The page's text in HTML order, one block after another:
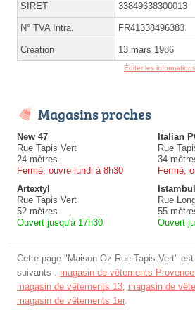
SIRET 33849638300013
N° TVA Intra. FR41338496383
Création 13 mars 1986
Éditer les
Magasins proches
New 47
Rue Tapis Vert
24 mètres
Fermé, ouvre lundi à 8h30
Italian
Rue
34
Fermé,
Artextyl
Rue Tapis Vert
52 mètres
Ouvert jusqu'à 17h30
Rue
55
Ouvert
Cette page "Maison Oz Rue Tapis Vert"
suivants : magasin de vêtements
magasin de vêtements 13, magasin de
magasin de vêtements 1er.